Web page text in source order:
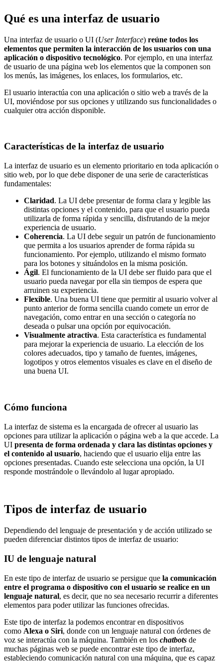
Qué es una interfaz de usuario
Una interfaz de usuario o UI (User Interface) reúne todos los
elementos que permiten la interacción de los usuarios con una
aplicación o dispositivo tecnológico. Por ejemplo, en una interfaz
de usuario de una página web los elementos que la componen son
los menús, las imágenes, los enlaces, los formularios, etc.
El usuario interactúa con una aplicación o sitio web a través de la
UI, moviéndose por sus opciones y utilizando sus funcionalidades o
cualquier otra acción disponible.
Características de la interfaz de usuario
La interfaz de usuario es un elemento prioritario en toda aplicación o
sitio web, por lo que debe disponer de una serie de características
fundamentales:
Claridad. La UI debe presentar de forma clara y legible las
distintas opciones y el contenido, para que el usuario pueda
utilizarla de forma rápida y sencilla, disfrutando de la mejor
experiencia de usuario.
Coherencia. La UI debe seguir un patrón de funcionamiento
que permita a los usuarios aprender de forma rápida su
funcionamiento. Por ejemplo, utilizando el mismo formato
para los botones y situándolos en la misma posición.
Ágil. El funcionamiento de la UI debe ser fluido para que el
usuario pueda navegar por ella sin tiempos de espera que
arruinen su experiencia.
Flexible. Una buena UI tiene que permitir al usuario volver al
punto anterior de forma sencilla cuando comete un error de
navegación, como entrar en una sección o categoría no
deseada o pulsar una opción por equivocación.
Visualmente atractiva. Esta característica es fundamental
para mejorar la experiencia de usuario. La elección de los
colores adecuados, tipo y tamaño de fuentes, imágenes,
logotipos y otros elementos visuales es clave en el diseño de
una buena UI.
Cómo funciona
La interfaz de sistema es la encargada de ofrecer al usuario las
opciones para utilizar la aplicación o página web a la que accede. La
UI presenta de forma ordenada y clara las distintas opciones y
el contenido al usuario, haciendo que el usuario elija entre las
opciones presentadas. Cuando este selecciona una opción, la UI
responde mostrándole o llevándolo al lugar apropiado.
Tipos de interfaz de usuario
Dependiendo del lenguaje de presentación y de acción utilizado se
pueden diferenciar distintos tipos de interfaz de usuario:
IU de lenguaje natural
En este tipo de interfaz de usuario se persigue que la comunicación
entre el programa o dispositivo con el usuario se realice en un
lenguaje natural, es decir, que no sea necesario recurrir a diferentes
elementos para poder utilizar las funciones ofrecidas.
Este tipo de interfaz la podemos encontrar en dispositivos
como Alexa o Siri, donde con un lenguaje natural con órdenes de
voz se interactúa con la máquina. También en los chatbots de
muchas páginas web se puede encontrar este tipo de interfaz,
estableciendo comunicación natural con una máquina, que es capaz